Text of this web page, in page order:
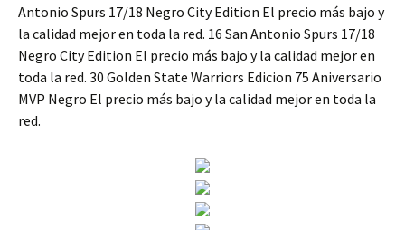
Antonio Spurs 17/18 Negro City Edition El precio más bajo y
la calidad mejor en toda la red. 16 San Antonio Spurs 17/18
Negro City Edition El precio más bajo y la calidad mejor en
toda la red. 30 Golden State Warriors Edicion 75 Aniversario
MVP Negro El precio más bajo y la calidad mejor en toda la
red.